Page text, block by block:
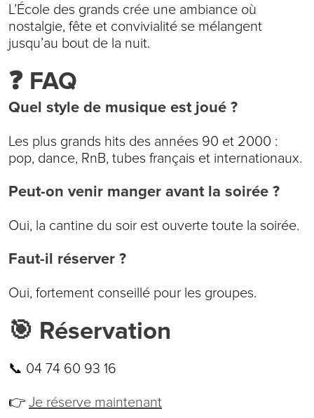
L’École des grands crée une ambiance où
nostalgie, fête et convivialité se mélangent
jusqu’au bout de la nuit.
❓ FAQ
Quel style de musique est joué ?
Les plus grands hits des années 90 et 2000 :
pop, dance, RnB, tubes français et internationaux.
Peut-on venir manger avant la soirée ?
Oui, la cantine du soir est ouverte toute la soirée.
Faut-il réserver ?
Oui, fortement conseillé pour les groupes.
🎯 Réservation
📞 04 74 60 93 16
👉 Je réserve maintenant